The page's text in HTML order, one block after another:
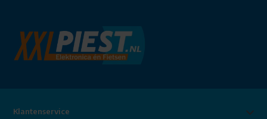
Klantenservice